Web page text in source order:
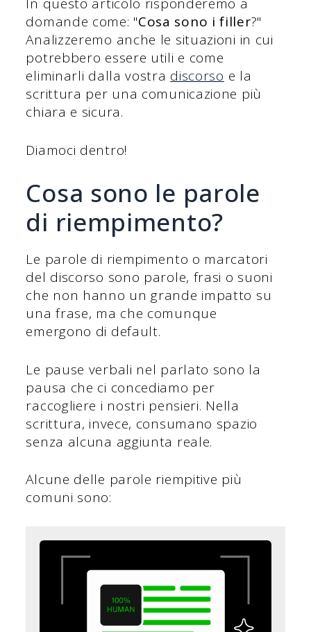
In questo articolo risponderemo a
domande come: "Cosa sono i filler?"
Analizzeremo anche le situazioni in cui
potrebbero essere utili e come
eliminarli dalla vostra discorso e la
scrittura per una comunicazione più
chiara e sicura.
Diamoci dentro!
Cosa sono le parole
di riempimento?
Le parole di riempimento o marcatori
del discorso sono parole, frasi o suoni
che non hanno un grande impatto su
una frase, ma che comunque
emergono di default.
Le pause verbali nel parlato sono la
pausa che ci concediamo per
raccogliere i nostri pensieri. Nella
scrittura, invece, consumano spazio
senza alcuna aggiunta reale.
Alcune delle parole riempitive più
comuni sono: